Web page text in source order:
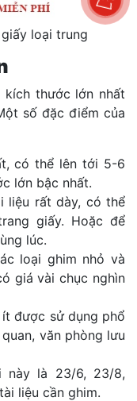
loại trung
thước lớn nhất
số đặc điểm của
có thể lên tới 5-6
lớn bậc nhất.
liệu rất dày, có thể
giấy. Hoặc để
lúc.
loại ghim nhỏ và
giá vài chục nghìn
được sử dụng phổ
văn phòng lưu
này là 23/6, 23/8,
liệu cần ghim.